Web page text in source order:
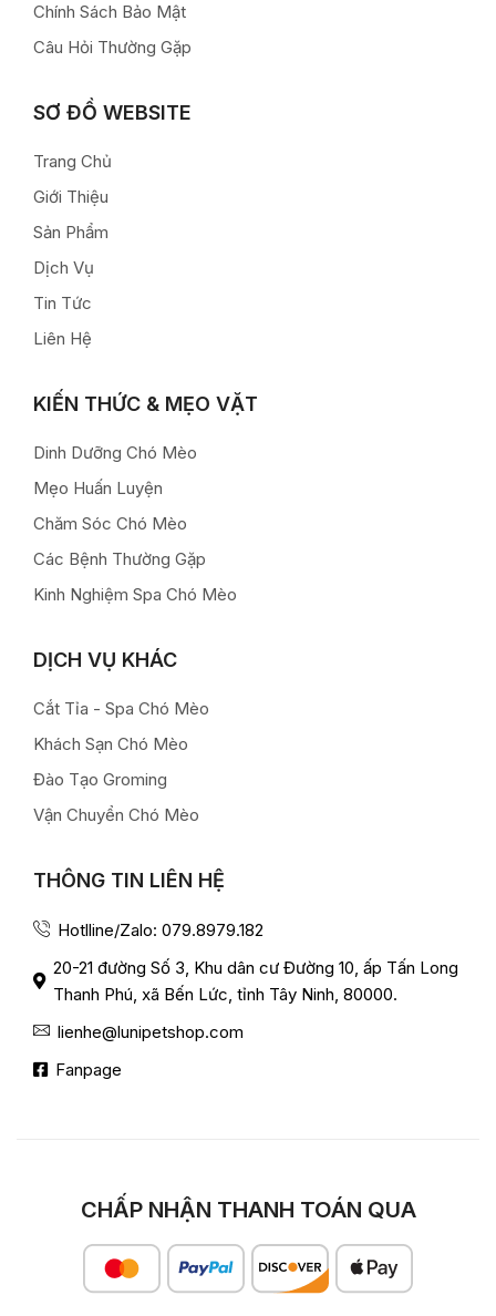
Chính Sách Bảo Mật
Câu Hỏi Thường Gặp
SƠ ĐỒ WEBSITE
Trang Chủ
Giới Thiệu
Sản Phẩm
Dịch Vụ
Tin Tức
Liên Hệ
KIẾN THỨC & MẸO VẶT
Dinh Dưỡng Chó Mèo
Mẹo Huấn Luyện
Chăm Sóc Chó Mèo
Các Bệnh Thường Gặp
Kinh Nghiệm Spa Chó Mèo
DỊCH VỤ KHÁC
Cắt Tỉa - Spa Chó Mèo
Khách Sạn Chó Mèo
Đào Tạo Groming
Vận Chuyển Chó Mèo
THÔNG TIN LIÊN HỆ
Hotlline/Zalo: 079.8979.182
20-21 đường Số 3, Khu dân cư Đường 10, ấp Tấn Long
Thanh Phú, xã Bến Lức, tỉnh Tây Ninh, 80000.
lienhe@lunipetshop.com
Fanpage
CHẤP NHẬN THANH TOÁN QUA